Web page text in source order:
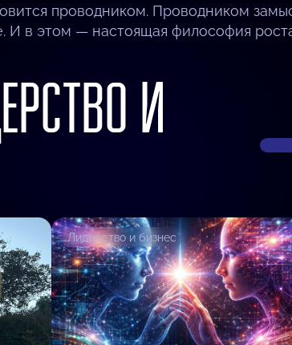
проводником. Проводником
в этом — настоящая философия
И
Лидерство и бизнес